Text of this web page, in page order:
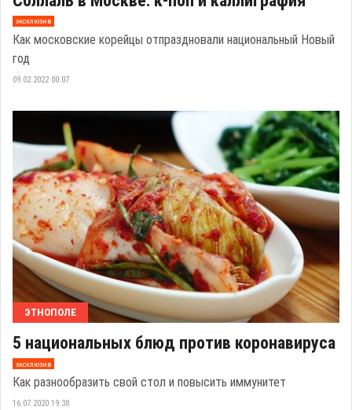
эксклюзив
Как московские корейцы отпраздновали национальный Новый
год
09.02.2022 00:07
ЭТНОПОЛЕ
5 национальных блюд против коронавируса
эксклюзив
Как разнообразить свой стол и повысить иммунитет
16.07.2020 19:38